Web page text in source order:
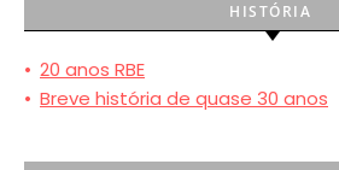
HISTÓRIA
• 20 anos RBE
• Breve história de quase 30 anos